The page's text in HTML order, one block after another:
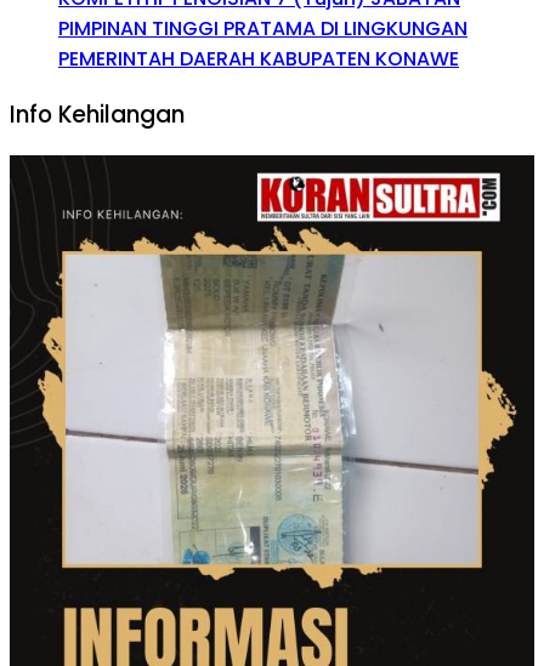
PIMPINAN TINGGI PRATAMA DI LINGKUNGAN
PEMERINTAH DAERAH KABUPATEN KONAWE
Info Kehilangan